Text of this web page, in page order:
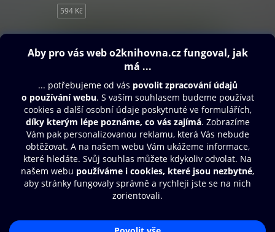
594 Kč
Obsah ke stažení
Další zábava
© O2 Czech Republic a.s.
Nákupní řád
Přístupnost
Cookies